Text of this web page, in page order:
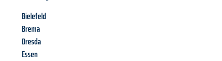
Bielefeld
Brema
Dresda
Essen